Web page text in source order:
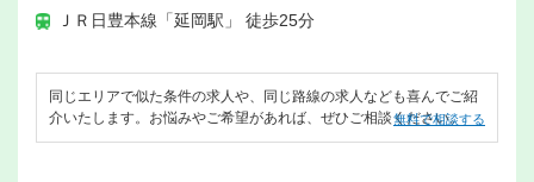
ＪＲ日豊本線「延岡駅」 徒歩25分
同じエリアで似た条件の求人や、同じ路線の求人なども喜んでご紹
介いたします。お悩みやご希望があれば、ぜひご相談ください。
無料で相談する